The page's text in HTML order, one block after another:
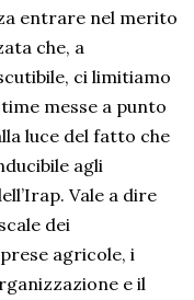
entrare nel merito
che, a
ci limitiamo
messe a punto
luce del fatto che
agli
Vale a dire
dei
agricole, i
e il